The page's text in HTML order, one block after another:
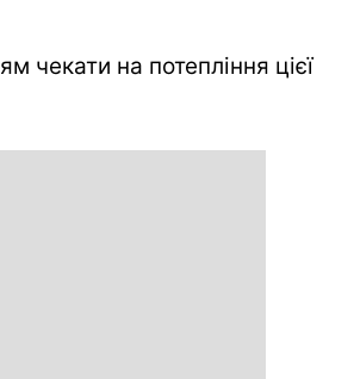
чекати на потепління цієї